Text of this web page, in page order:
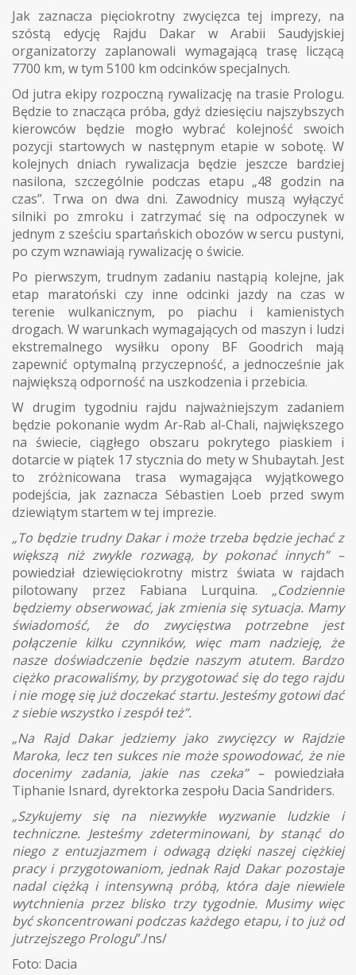
Jak zaznacza pięciokrotny zwycięzca tej imprezy, na
szóstą edycję Rajdu Dakar w Arabii Saudyjskiej
organizatorzy zaplanowali wymagającą trasę liczącą
7700 km, w tym 5100 km odcinków specjalnych.
Od jutra ekipy rozpoczną rywalizację na trasie Prologu.
Będzie to znacząca próba, gdyż dziesięciu najszybszych
kierowców będzie mogło wybrać kolejność swoich
pozycji startowych w następnym etapie w sobotę. W
kolejnych dniach rywalizacja będzie jeszcze bardziej
nasilona, szczególnie podczas etapu „48 godzin na
czas”. Trwa on dwa dni. Zawodnicy muszą wyłączyć
silniki po zmroku i zatrzymać się na odpoczynek w
jednym z sześciu spartańskich obozów w sercu pustyni,
po czym wznawiają rywalizację o świcie.
Po pierwszym, trudnym zadaniu nastąpią kolejne, jak
etap maratoński czy inne odcinki jazdy na czas w
terenie wulkanicznym, po piachu i kamienistych
drogach. W warunkach wymagających od maszyn i ludzi
ekstremalnego wysiłku opony BF Goodrich mają
zapewnić optymalną przyczepność, a jednocześnie jak
największą odporność na uszkodzenia i przebicia.
W drugim tygodniu rajdu najważniejszym zadaniem
będzie pokonanie wydm Ar-Rab al-Chali, największego
na świecie, ciągłego obszaru pokrytego piaskiem i
dotarcie w piątek 17 stycznia do mety w Shubaytah. Jest
to zróżnicowana trasa wymagająca wyjątkowego
podejścia, jak zaznacza Sébastien Loeb przed swym
dziewiątym startem w tej imprezie.
„To będzie trudny Dakar i może trzeba będzie jechać z
większą niż zwykle rozwagą, by pokonać innych” –
powiedział dziewięciokrotny mistrz świata w rajdach
pilotowany przez Fabiana Lurquina. „Codziennie
będziemy obserwować, jak zmienia się sytuacja. Mamy
świadomość, że do zwycięstwa potrzebne jest
połączenie kilku czynników, więc mam nadzieję, że
nasze doświadczenie będzie naszym atutem. Bardzo
ciężko pracowaliśmy, by przygotować się do tego rajdu
i nie mogę się już doczekać startu. Jesteśmy gotowi dać
z siebie wszystko i zespół też”.
„Na Rajd Dakar jedziemy jako zwycięzcy w Rajdzie
Maroka, lecz ten sukces nie może spowodować, że nie
docenimy zadania, jakie nas czeka” –powiedziała
Tiphanie Isnard, dyrektorka zespołu Dacia Sandriders.
„Szykujemy się na niezwykłe wyzwanie ludzkie i
techniczne. Jesteśmy zdeterminowani, by stanąć do
niego z entuzjazmem i odwagą dzięki naszej ciężkiej
pracy i przygotowaniom, jednak Rajd Dakar pozostaje
nadal ciężką i intensywną próbą, która daje niewiele
wytchnienia przez blisko trzy tygodnie. Musimy więc
być skoncentrowani podczas każdego etapu, i to już od
jutrzejszego Prologu”./ns/
Foto: Dacia